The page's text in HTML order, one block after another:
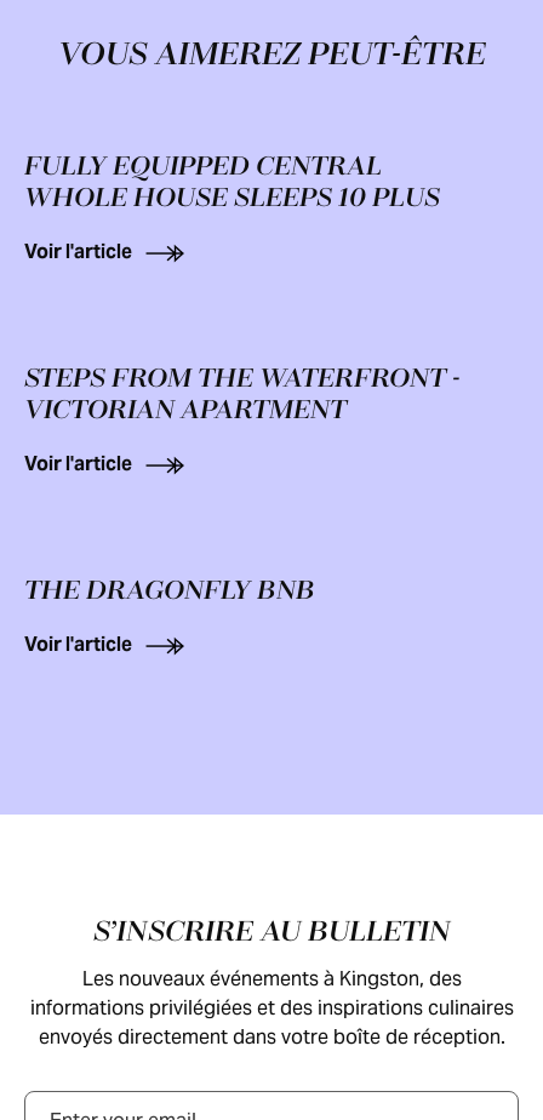
VOUS AIMEREZ PEUT-ÊTRE
FULLY EQUIPPED CENTRAL
WHOLE HOUSE SLEEPS 10 PLUS
Voir l'article
STEPS FROM THE WATERFRONT -
VICTORIAN APARTMENT
Voir l'article
THE DRAGONFLY BNB
Voir l'article
Pied de pageS’INSCRIRE AU BULLETIN
Les nouveaux événements à Kingston, des
informations privilégiées et des inspirations culinaires
envoyés directement dans votre boîte de réception.
Courriel